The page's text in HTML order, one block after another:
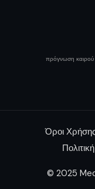
πρόγνωση
Όροι
© 2025